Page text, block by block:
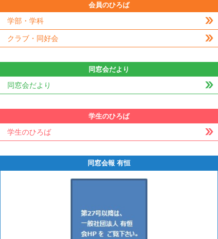
会員のひろば
学部・学科
クラブ・同好会
同窓会だより
同窓会だより
学生のひろば
学生のひろば
同窓会報 有恒